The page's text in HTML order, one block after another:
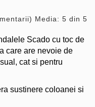
Media: 5 din 5
Scado cu toc de
care are nevoie de
cat si pentru
sustinere coloanei si